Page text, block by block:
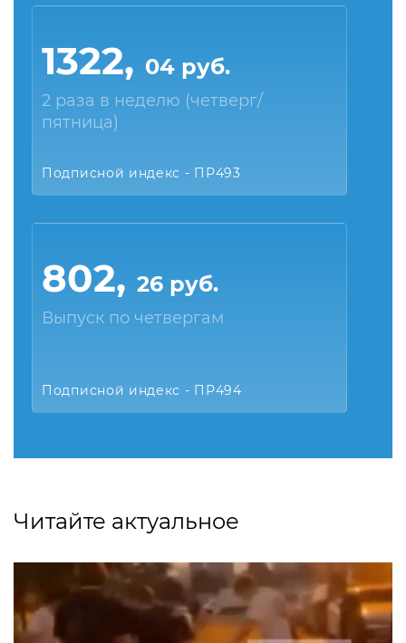
1322, 04 руб.
2 раза в неделю (четверг/
пятница)
Подписной индекс - ПР493
802, 26 руб.
Выпуск по четвергам
Подписной индекс - ПР494
Читайте актуальное